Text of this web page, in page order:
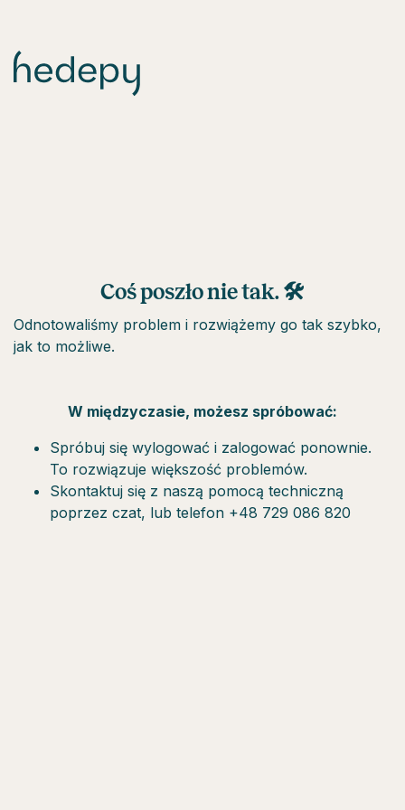
Coś poszło nie tak. 🛠
Odnotowaliśmy problem i rozwiążemy go tak szybko,
jak to możliwe.
W międzyczasie, możesz spróbować:
Spróbuj się wylogować i zalogować ponownie.
To rozwiązuje większość problemów.
Skontaktuj się z naszą pomocą techniczną
poprzez czat, lub telefon +48 729 086 820